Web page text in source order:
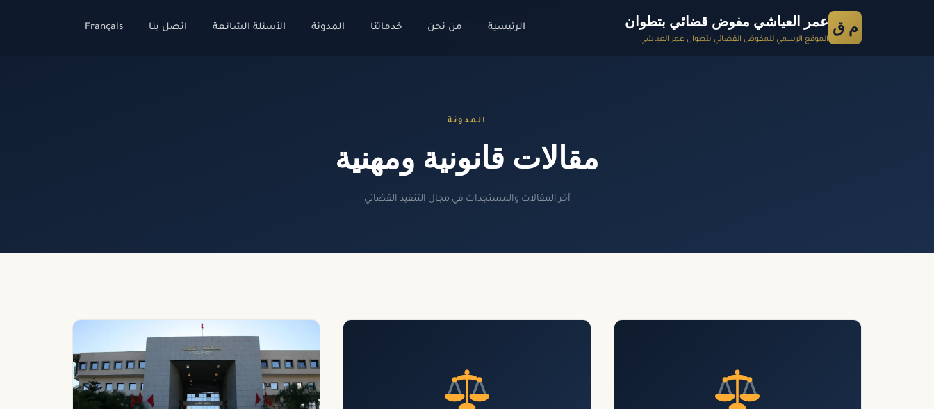
م ق عمر العياشي مفوض قضائي بتطوان
الموقع الرسمي للمفوض القضائي بتطوان عمر العياشي
الرئيسية من نحن خدماتنا المدونة الأسئلة الشائعة اتصل بنا Français
المدونة
مقالات قانونية ومهنية
آخر المقالات والمستجدات في مجال التنفيذ القضائي